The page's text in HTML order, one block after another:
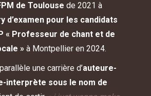
de Toulouse de 2021 à
d’examen pour les candidats
« Professeur de chant et de
»à Montpellier en 2024.
une carrière d’auteure-
interprète sous le nom de